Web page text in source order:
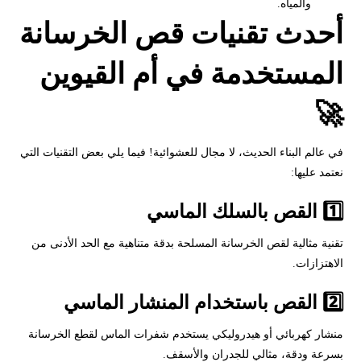
والمياه.
أحدث تقنيات قص الخرسانة
المستخدمة في أم القيوين
🚀
في عالم البناء الحديث، لا مجال للعشوائية! فيما يلي بعض التقنيات التي
نعتمد عليها:
1️⃣ القص بالسلك الماسي
تقنية مثالية لقص الخرسانة المسلحة بدقة متناهية مع الحد الأدنى من
الاهتزازات.
2️⃣ القص باستخدام المنشار الماسي
منشار كهربائي أو هيدروليكي يستخدم شفرات الماس لقطع الخرسانة
بسرعة ودقة، مثالي للجدران والأسقف.